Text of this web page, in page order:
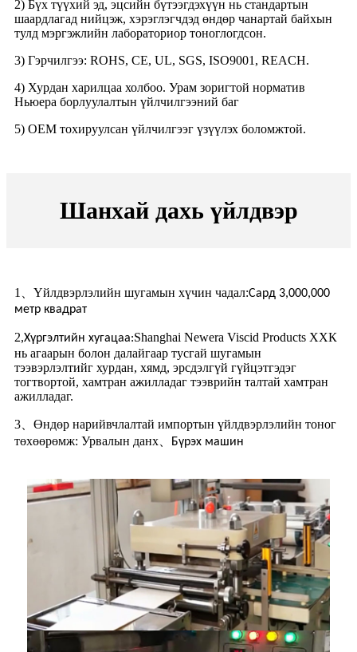
2) Бүх түүхий эд, эцсийн бүтээгдэхүүн нь стандартын
шаардлагад нийцэж, хэрэглэгчдэд өндөр чанартай байхын
тулд мэргэжлийн лабораториор тоноглогдсон.
3) Гэрчилгээ: ROHS, CE, UL, SGS, ISO9001, REACH.
4) Хурдан харилцаа холбоо. Урам зоригтой норматив
Ньюера борлуулалтын үйлчилгээний баг
5) OEM тохируулсан үйлчилгээг үзүүлэх боломжтой.
Шанхай дахь үйлдвэр
1、Үйлдвэрлэлийн шугамын хүчин чадал:Сард 3,000,000
метр квадрат
2,Хүргэлтийн хугацаа:Shanghai Newera Viscid Products ХХК
нь агаарын болон далайгаар тусгай шугамын
тээвэрлэлтийг хурдан, хямд, эрсдэлгүй гүйцэтгэдэг
тогтвортой, хамтран ажилладаг тээврийн талтай хамтран
ажилладаг.
3、Өндөр нарийвчлалтай импортын үйлдвэрлэлийн тоног
төхөөрөмж: Урвалын данх
Бүрэх машин